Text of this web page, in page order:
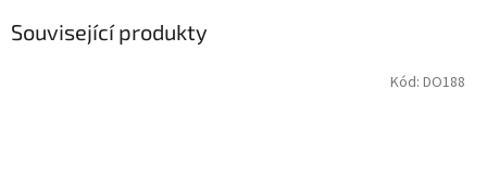
Související produkty
Kód: DO188